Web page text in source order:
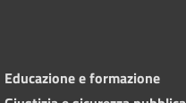
Educazione e formazione